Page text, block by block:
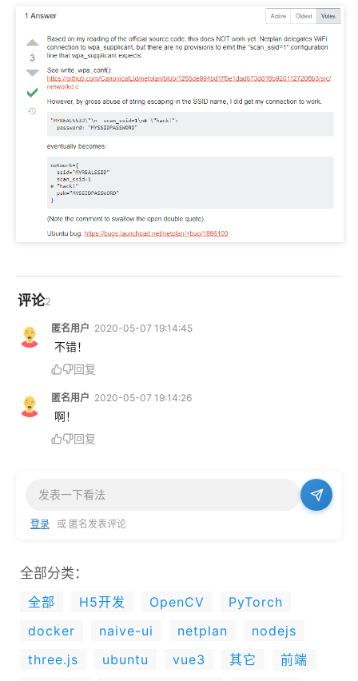
评论2
匿名用户 2020-05-07 19:14:45
不错！
回复
匿名用户 2020-05-07 19:14:26
啊！
回复
登录 或 匿名发表评论
全部分类：
全部
H5开发 OpenCV
PyTorch
docker
naive-ui netplan
nodejs
three.js
ubuntu vue3 其它
前端